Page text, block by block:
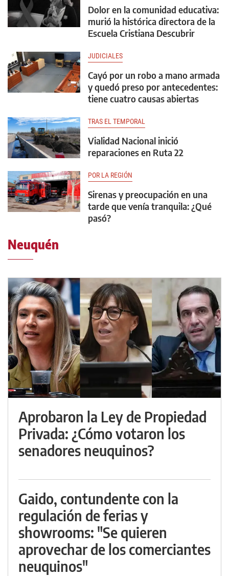
Dolor en la comunidad educativa:
murió la histórica directora de la
Escuela Cristiana Descubrir
JUDICIALES
Cayó por un robo a mano armada
y quedó preso por antecedentes:
tiene cuatro causas abiertas
TRAS EL TEMPORAL
Vialidad Nacional inició
reparaciones en Ruta 22
POR LA REGIÓN
Sirenas y preocupación en una
tarde que venía tranquila: ¿Qué
pasó?
Neuquén
Aprobaron la Ley de Propiedad
Privada: ¿Cómo votaron los
senadores neuquinos?
Gaido, contundente con la
regulación de ferias y
showrooms: "Se quieren
aprovechar de los comerciantes
neuquinos"